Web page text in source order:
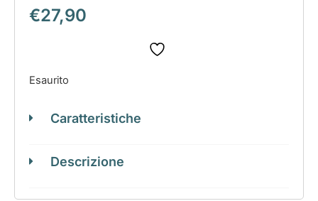
€27,90
Esaurito
Caratteristiche
Descrizione